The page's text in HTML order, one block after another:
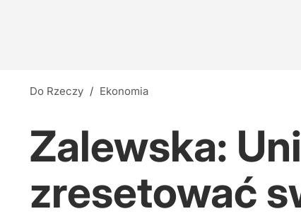
Do Rzeczy / Ekonomia
Zalewska:
zresetować